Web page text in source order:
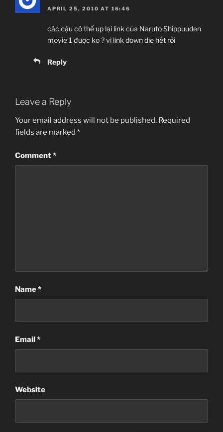
APRIL 25, 2010 AT 16:46
các cậu có thể up lại link của Naruto Shippuuden
movie 1 được ko ? vì link down die hết rồi
Reply
Leave a Reply
Your email address will not be published. Required
fields are marked *
Comment*
Name*
Email*
Website